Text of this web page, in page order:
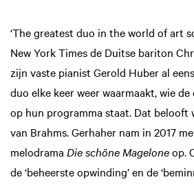
‘The greatest duo in the world of art
New York Times de Duitse bariton
zijn vaste pianist Gerold Huber al
duo elke keer weer waarmaakt, wie
op hun programma staat. Dat belooft
van Brahms. Gerhaher nam in 2017
melodrama Die schöne Mageloneop.
de ‘beheerste opwinding’ en de